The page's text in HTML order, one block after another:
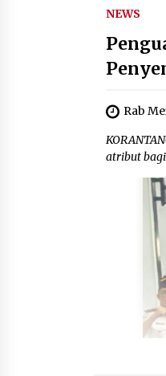
NEWS
Rab
atribut bagi